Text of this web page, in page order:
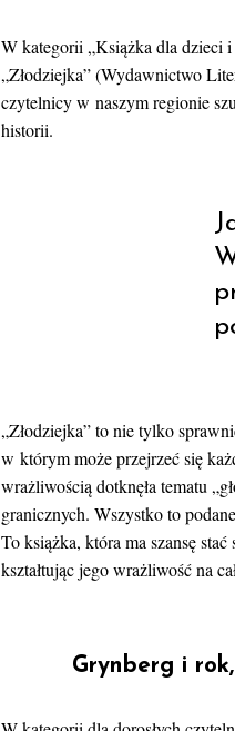
W kategorii „Książka dla dzieci
„Złodziejka” (Wydawnictwo
czytelnicy w naszym regionie
historii.
„Złodziejka” to nie tylko
w którym może przejrzeć się
wrażliwością dotknęła tematu
granicznych. Wszystko to
To książka, która ma szansę
kształtując jego wrażliwość na
Grynberg i